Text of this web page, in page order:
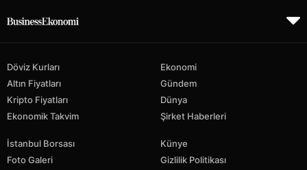
Döviz Kurları
Altın Fiyatları
Kripto Fiyatları
Ekonomik Takvim
Ekonomi
Gündem
Dünya
Şirket Haberleri
İstanbul Borsası
Foto Galeri
Künye
Gizlilik Politikası